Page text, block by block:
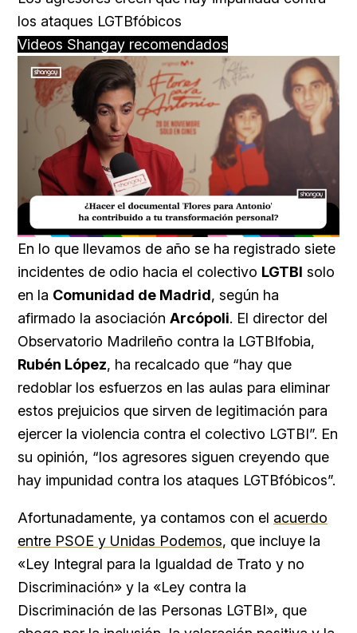
los ataques LGTBfóbicos
Videos Shangay recomendados
Unmute Loaded:
20.99%
En lo que llevamos de año se ha registrado siete
incidentes de odio hacia el colectivo LGTBI solo
en la Comunidad de Madrid, según ha
afirmado la asociación Arcópoli. El director del
Observatorio Madrileño contra la LGTBIfobia,
Rubén López, ha recalcado que “hay que
redoblar los esfuerzos en las aulas para eliminar
estos prejuicios que sirven de legitimación para
ejercer la violencia contra el colectivo LGTBI”. En
su opinión, “los agresores siguen creyendo que
hay impunidad contra los ataques LGTBfóbicos”.
Afortunadamente, ya contamos con el acuerdo
entre PSOE y Unidas Podemos, que incluye la
«Ley Integral para la Igualdad de Trato y no
Discriminación» y la «Ley contra la
Discriminación de las Personas LGTBI», que